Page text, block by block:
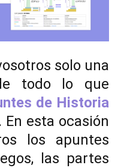
solo una
todo lo que
de Historia
. En esta ocasión
los apuntes
las partes